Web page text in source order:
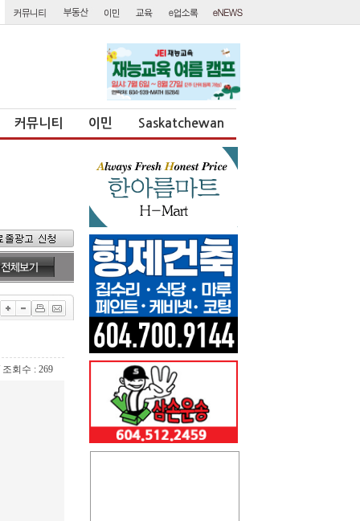
커뮤니티 이민 Saskatchewan
조회수 : 269